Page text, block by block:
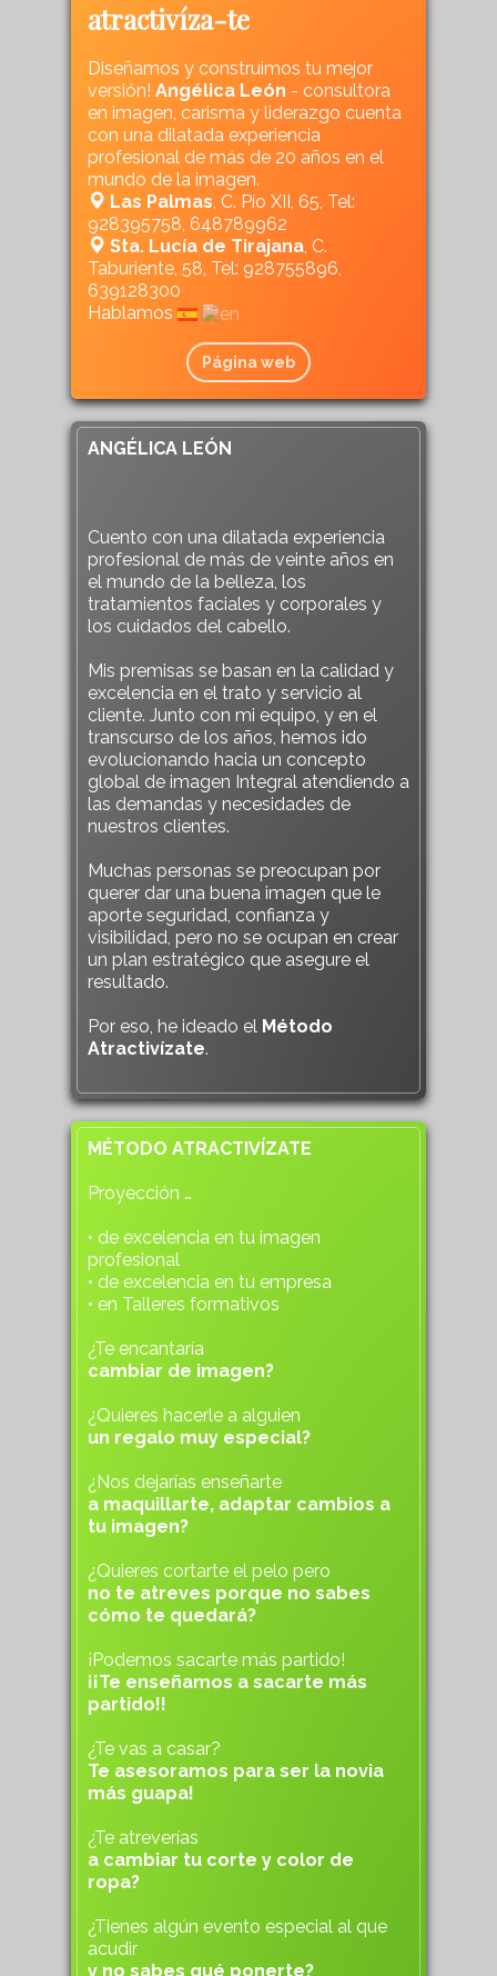
atractivíza-te
Diseñamos y construimos tu mejor
versión! Angélica León - consultora
en imagen, carisma y liderazgo cuenta
con una dilatada experiencia
profesional de más de 20 años en el
mundo de la imagen.
Las Palmas, C. Pío XII, 65, Tel:
928395758, 648789962
Sta. Lucía de Tirajana, C.
Taburiente, 58, Tel: 928755896,
639128300
Hablamos
Página web
ANGÉLICA LEÓN
Cuento con una dilatada experiencia
profesional de más de veinte años en
el mundo de la belleza, los
tratamientos faciales y corporales y
los cuidados del cabello.
Mis premisas se basan en la calidad y
excelencia en el trato y servicio al
cliente. Junto con mi equipo, y en el
transcurso de los años, hemos ido
evolucionando hacia un concepto
global de imagen Integral atendiendo a
las demandas y necesidades de
nuestros clientes.
Muchas personas se preocupan por
querer dar una buena imagen que le
aporte seguridad, confianza y
visibilidad, pero no se ocupan en crear
un plan estratégico que asegure el
resultado.
Por eso, he ideado el Método
Atractivízate.
MÉTODO ATRACTIVÍZATE
Proyección …
• de excelencia en tu imagen
profesional
• de excelencia en tu empresa
• en Talleres formativos
¿Te encantaría
cambiar de imagen?
¿Quieres hacerle a alguien
un regalo muy especial?
¿Nos dejarías enseñarte
a maquillarte, adaptar cambios a
tu imagen?
¿Quieres cortarte el pelo pero
no te atreves porque no sabes
cómo te quedará?
¡Podemos sacarte más partido!
¡¡Te enseñamos a sacarte más
partido!!
¿Te vas a casar?
Te asesoramos para ser la novia
más guapa!
¿Te atreverías
a cambiar tu corte y color de
ropa?
¿Tienes algún evento especial al que
acudir
y no sabes qué ponerte?